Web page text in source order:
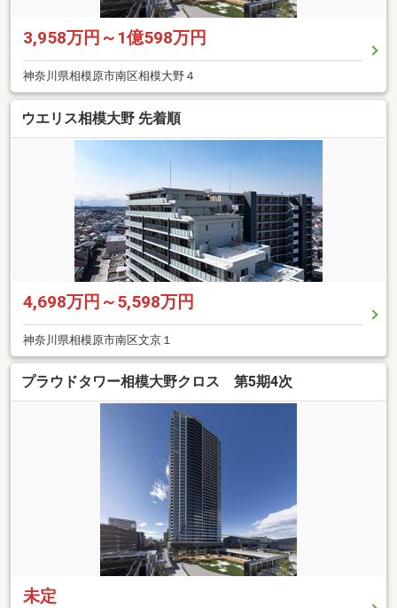
3,958万円～1億598万円
神奈川県相模原市南区相模大野４
ウエリス相模大野 先着順
4,698万円～5,598万円
神奈川県相模原市南区文京１
プラウドタワー相模大野クロス 第5期4次
未定